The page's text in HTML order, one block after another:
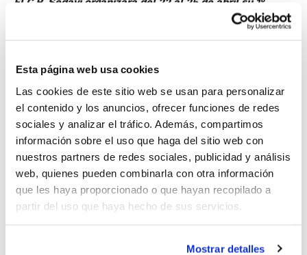
Esta página web usa cookies
Las cookies de este sitio web se usan para personalizar
el contenido y los anuncios, ofrecer funciones de redes
sociales y analizar el tráfico. Además, compartimos
información sobre el uso que haga del sitio web con
nuestros partners de redes sociales, publicidad y análisis
web, quienes pueden combinarla con otra información
que les haya proporcionado o que hayan recopilado a
partir del uso que haya hecho de sus servicios.
Mostrar detalles
estará enfocado hacia los más
Se realizarán entrenamientos específicos de
baloncesto, competiciones, juegos y muchas actividad
más para la diversión y el aprendizaje de los
participantes.
El Club contará con el asesoramiento del Valencia
Basket, que aportará profesionales experimentados
en la realización de estos eventos para que
acompañen a los entrenadores y monitores del